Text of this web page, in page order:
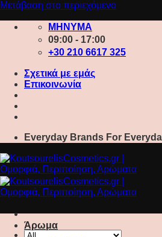
Μετάβαση στο περιεχόμενο
ΜΗΝΥΜΑ
09:00 - 17:00
+30 210 6617 325
Σχετικά με εμάς
Επικοινωνία
Everyday Brands For
Άρωμα